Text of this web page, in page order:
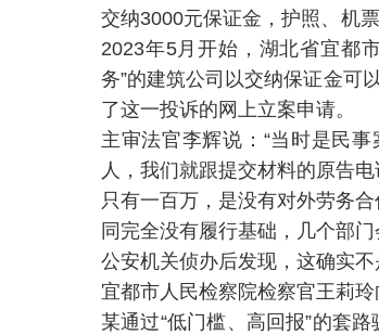
交纳3000元保证金，护照、机
2023年5月开始，湖北省宜都
务”的建筑公司以交纳保证金可
了这一投诉的网上立案申请。
主审法官李辉说：“当时是民
人，我们就跟提交材料的原告
只有一百万，是没有对外劳务
同完全没有履行基础，几个部
公安机关侦办后发现，这确实
宜都市人民检察院检察官王莉
某通过“低门槛、高回报”的套